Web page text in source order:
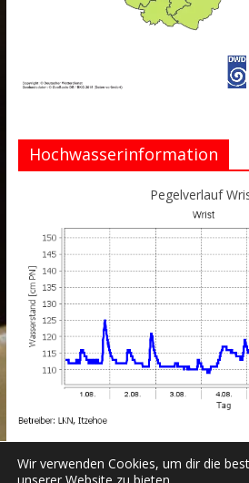
Hochwasserinformation
Pegelverlauf
Wir verwenden Cookies, um dir die